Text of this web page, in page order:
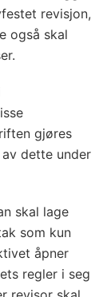
revisjon,
også skal
gjøres
dette under
skal lage
som kun
åpner
regler i seg